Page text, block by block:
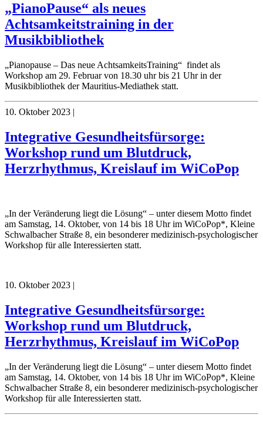
„PianoPause“ als neues
Achtsamkeitstraining in der
Musikbibliothek
„Pianopause – Das neue AchtsamkeitsTraining“ findet als
Workshop am 29. Februar von 18.30 uhr bis 21 Uhr in der
Musikbibliothek der Mauritius-Mediathek statt.
10. Oktober 2023 |
Integrative Gesundheitsfürsorge:
Workshop rund um Blutdruck,
Herzrhythmus, Kreislauf im WiCoPop
„In der Veränderung liegt die Lösung“ – unter diesem Motto findet
am Samstag, 14. Oktober, von 14 bis 18 Uhr im WiCoPop*, Kleine
Schwalbacher Straße 8, ein besonderer medizinisch-psychologischer
Workshop für alle Interessierten statt.
10. Oktober 2023 |
Integrative Gesundheitsfürsorge:
Workshop rund um Blutdruck,
Herzrhythmus, Kreislauf im WiCoPop
„In der Veränderung liegt die Lösung“ – unter diesem Motto findet
am Samstag, 14. Oktober, von 14 bis 18 Uhr im WiCoPop*, Kleine
Schwalbacher Straße 8, ein besonderer medizinisch-psychologischer
Workshop für alle Interessierten statt.